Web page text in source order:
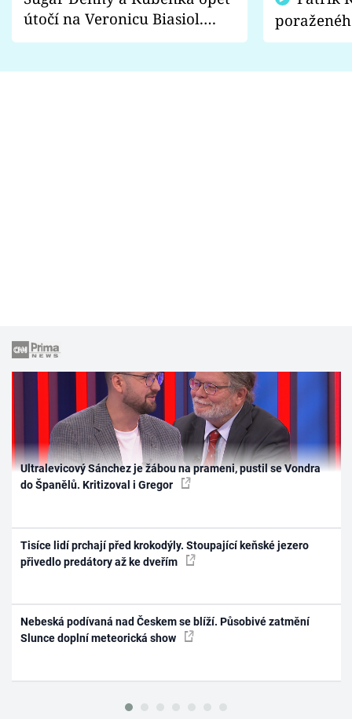
útočí na Veronicu Biasiol.
Proč je podle nich falešná a
fanoušci
Ultralevicový Sánchez je žábou na prameni, pustil se Vondra
do Španělů. Kritizoval i Gregor
Tisíce lidí prchají před krokodýly. Stoupající keňské jezero
přivedlo predátory až ke dveřím
Nebeská podívaná nad Českem se blíží. Působivé zatmění
Slunce doplní meteorická show